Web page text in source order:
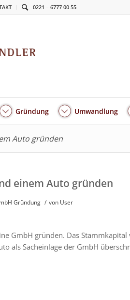
0221 – 6777 00 55
Gründung Umwandlung
Auto gründen
einem Auto gründen
Gründung / von User
GmbH gründen. Das
als Sacheinlage der GmbH